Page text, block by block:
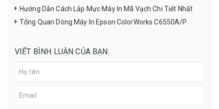
Hướng Dẫn Cách Lắp Mực Máy In Mã Vạch Chi Tiết Nhất
Tổng Quan Dòng Máy In Epson ColorWorks C6550A/P
VIẾT BÌNH LUẬN CỦA BẠN: